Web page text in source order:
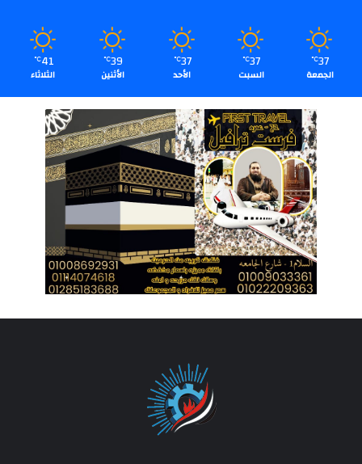
37
℃
الجمعة
37
℃
السبت
37
℃
الأحد
39
℃
الأثنين
41
℃
الثلاثاء